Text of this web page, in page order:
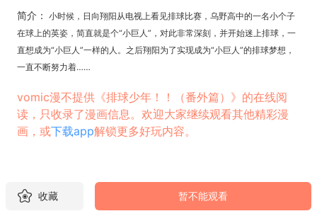
简介： 小时候，日向翔阳从电视上看见排球比赛，乌野高中的一名小个子
在球上的英姿，简直就是个“小巨人”，对此非常深刻，并开始迷上排球，一
直想成为“小巨人”一样的人。之后翔阳为了实现成为“小巨人”的排球梦想，
一直不断努力着……
vomic漫不提供《排球少年！！（番外篇）》的在线阅
读，只收录了漫画信息。欢迎大家继续观看其他精彩漫
画，或下载app解锁更多好玩内容。
收藏 暂不能观看